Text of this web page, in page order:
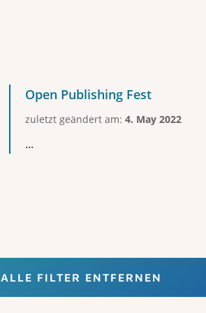
Open Publishing Fest
zuletzt geändert am: 4. May 2022
...
ALLE FILTER ENTFERNEN